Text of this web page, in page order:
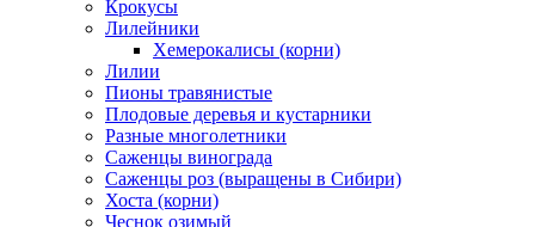
Крокусы
Лилейники
Хемерокалисы (корни)
Лилии
Пионы травянистые
Плодовые деревья и кустарники
Разные многолетники
Саженцы винограда
Саженцы роз (выращены в Сибири)
Хоста (корни)
Чеснок озимый